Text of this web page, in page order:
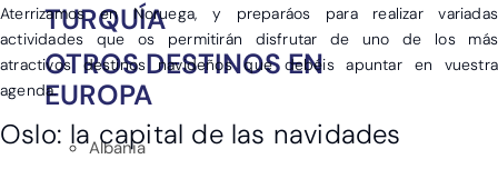
TURQUÍA
OTROS DESTINOS EN
EUROPA
Albania
Aterrizamos en Noruega, y preparáos para realizar variadas
actividades que os permitirán disfrutar de uno de los más
atractivos destinos navideños que debéis apuntar en vuestra
agenda.
Oslo: la capital de las navidades